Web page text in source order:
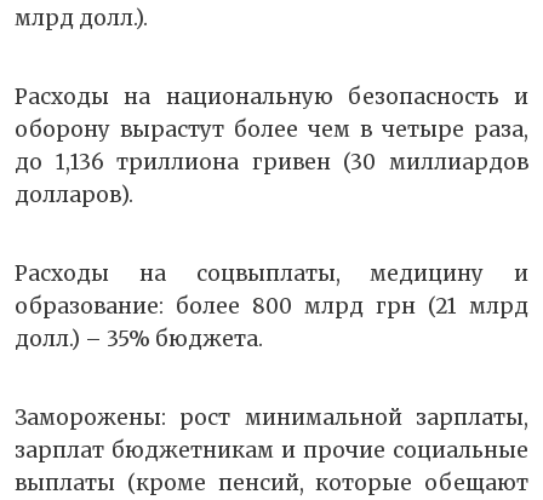
млрд долл.).
Расходы на национальную безопасность и
оборону вырастут более чем в четыре раза,
до 1,136 триллиона гривен (30 миллиардов
долларов).
Расходы на соцвыплаты, медицину и
образование: более 800 млрд грн (21 млрд
долл.) – 35% бюджета.
Заморожены: рост минимальной зарплаты,
зарплат бюджетникам и прочие социальные
выплаты (кроме пенсий, которые обещают